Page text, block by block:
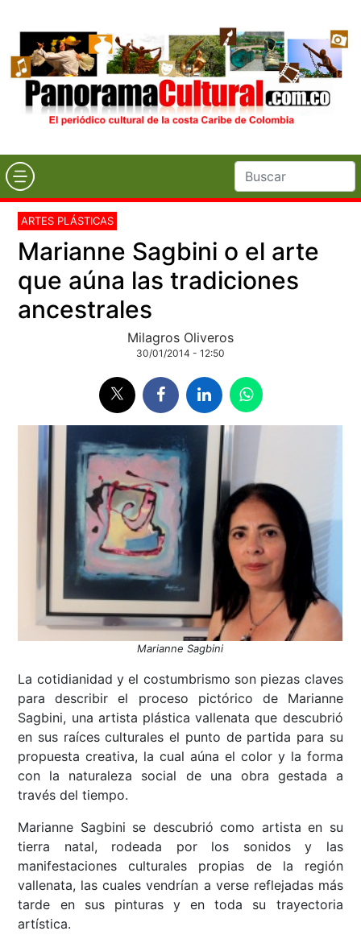
ARTES PLÁSTICAS
Marianne Sagbini o el arte
que aúna las tradiciones
ancestrales
Milagros Oliveros
30/01/2014 - 12:50
Marianne Sagbini
La cotidianidad y el costumbrismo son piezas claves
para describir el proceso pictórico de Marianne
Sagbini, una artista plástica vallenata que descubrió
en sus raíces culturales el punto de partida para su
propuesta creativa, la cual aúna el color y la forma
con la naturaleza social de una obra gestada a
través del tiempo.
Marianne Sagbini se descubrió como artista en su
tierra natal, rodeada por los sonidos y las
manifestaciones culturales propias de la región
vallenata, las cuales vendrían a verse reflejadas más
tarde en sus pinturas y en toda su trayectoria
artística.